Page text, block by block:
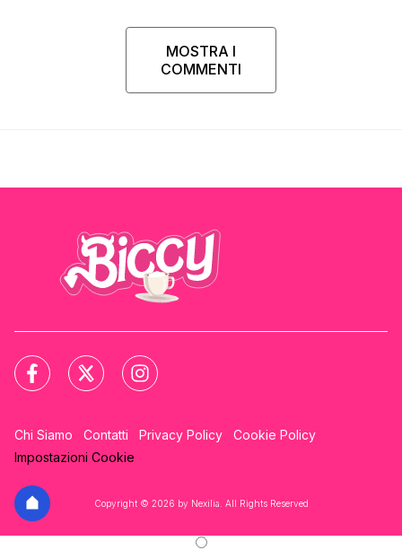
MOSTRA I
COMMENTI
Chi Siamo Contatti Privacy Policy
Cookie Policy
Impostazioni Cookie
Copyright © 2026 by Nexilia. All Rights Reserved